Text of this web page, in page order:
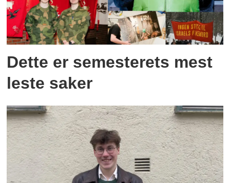
Dette er semesterets mest
leste saker